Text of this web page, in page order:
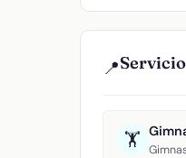
📍
🏋️